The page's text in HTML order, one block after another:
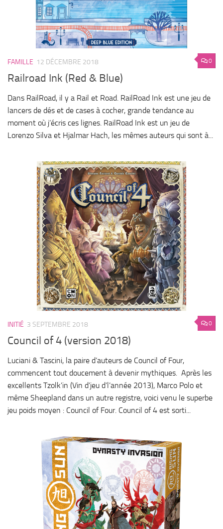
0
FAMILLE 12 DÉCEMBRE 2018
Railroad Ink (Red & Blue)
Dans RailRoad, il y a Rail et Road. RailRoad Ink est une jeu de
lancers de dés et de cases à cocher, grande tendance au
moment où j’écris ces lignes. RailRoad Ink est un jeu de
Lorenzo Silva et Hjalmar Hach, les mêmes auteurs qui sont à...
0
INITIÉ 3 SEPTEMBRE 2018
Council of 4 (version 2018)
Luciani & Tascini, la paire d’auteurs de Council of Four,
commencent tout doucement à devenir mythiques. Après les
excellents Tzolk’in (Vin d’jeu d’l’année 2013), Marco Polo et
même Sheepland dans un autre registre, voici venu le superbe
jeu poids moyen : Council of Four. Council of 4 est sorti...